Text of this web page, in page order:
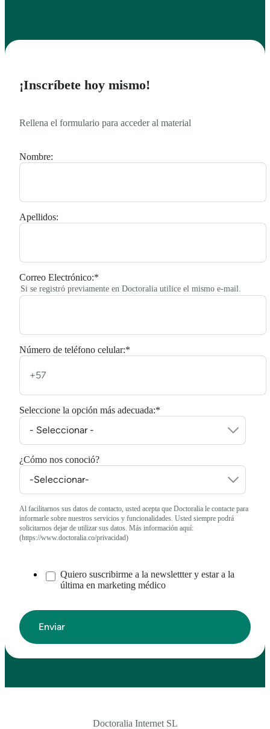
¡Inscríbete hoy mismo!
Rellena el formulario para acceder al material
Nombre:
Apellidos:
Correo Electrónico:*
Si se registró previamente en Doctoralia utilice el mismo e-mail.
Número de teléfono celular:*
Seleccione la opción más adecuada:*
¿Cómo nos conoció?
Al facilitarnos sus datos de contacto, usted acepta que Doctoralia le contacte para
informarle sobre nuestros servicios y funcionalidades. Usted siempre podrá
solicitarnos dejar de utilizar sus datos. Más información aquí:
(https://www.doctoralia.co/privacidad)
Quiero suscribirme a la newslettter y estar a la
última en marketing médico
Doctoralia Internet SL